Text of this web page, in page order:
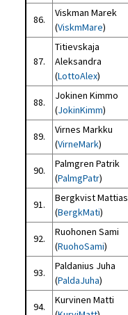
86.
Viskman Marek
(ViskmMare)
87.
Titievskaja
Aleksandra
(LottoAlex)
88.
Jokinen Kimmo
(JokinKimm)
89.
Virnes Markku
(VirneMark)
90.
Palmgren Patrik
(PalmgPatr)
91.
Bergkvist Mattias
(BergkMati)
92.
Ruohonen Sami
(RuohoSami)
93.
Paldanius Juha
(PaldaJuha)
94.
Kurvinen Matti